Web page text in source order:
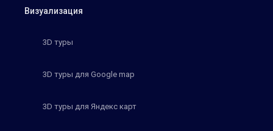
Визуализация
3D туры
3D туры для Google map
3D туры для Яндекс карт